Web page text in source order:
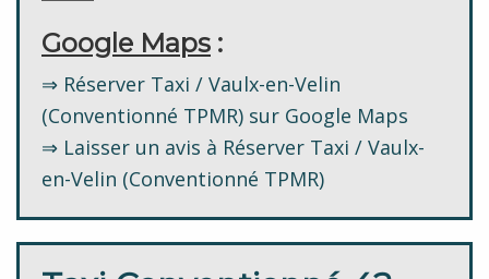
Google Maps :
⇒ Réserver Taxi / Vaulx-en-Velin
(Conventionné TPMR) sur Google Maps
⇒ Laisser un avis à Réserver Taxi / Vaulx-
en-Velin (Conventionné TPMR)